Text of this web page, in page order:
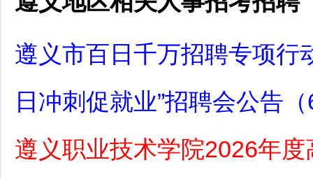
遵义市百日千万招聘专项行
日冲刺促就业”招聘会公告
遵义职业技术学院2026年